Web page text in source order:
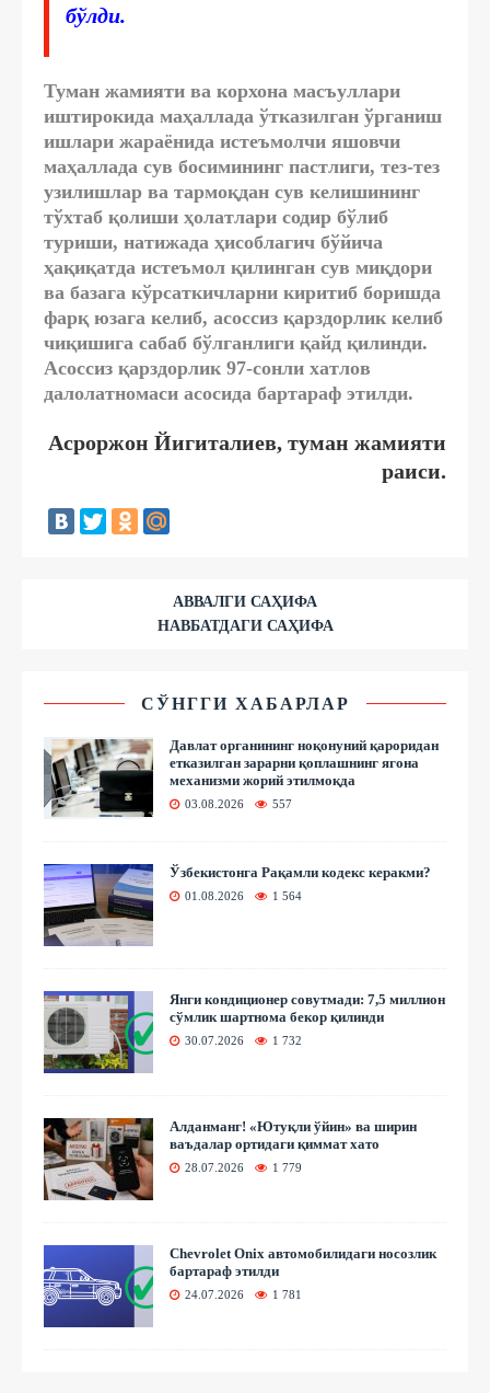
бўлди.
Туман жамияти ва корхона масъуллари
иштирокида маҳаллада ўтказилган ўрганиш
ишлари жараёнида истеъмолчи яшовчи
маҳаллада сув босимининг пастлиги, тез-тез
узилишлар ва тармоқдан сув келишининг
тўхтаб қолиши ҳолатлари содир бўлиб
туриши, натижада ҳисоблагич бўйича
ҳақиқатда истеъмол қилинган сув миқдори
ва базага кўрсаткичларни киритиб боришда
фарқ юзага келиб, асоссиз қарздорлик келиб
чиқишига сабаб бўлганлиги қайд қилинди.
Асоссиз қарздорлик 97-сонли хатлов
далолатномаси асосида бартараф этилди.
Асроржон Йигиталиев, туман жамияти
раиси.
АВВАЛГИ САҲИФА
НАВБАТДАГИ САҲИФА
СЎНГГИ ХАБАРЛАР
Давлат органининг ноқонуний қароридан
етказилган зарарни қоплашнинг ягона
механизми жорий этилмоқда
03.08.2026 557
Ўзбекистонга Рақамли кодекс керакми?
01.08.2026 1 564
Янги кондиционер совутмади: 7,5 миллион
сўмлик шартнома бекор қилинди
30.07.2026 1 732
Алданманг! «Ютуқли ўйин» ва ширин
ваъдалар ортидаги қиммат хато
28.07.2026 1 779
Chevrolet Onix автомобилидаги носозлик
бартараф этилди
24.07.2026 1 781